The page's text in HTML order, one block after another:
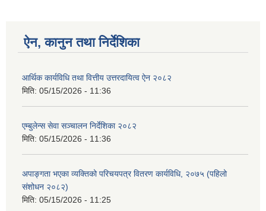
ऐन, कानुन तथा निर्देशिका
आर्थिक कार्यविधि तथा वित्तीय उत्तरदायित्व ऐन २०८२
मिति: 05/15/2026 - 11:36
एम्बुलेन्स सेवा सञ्चालन निर्देशिका २०८२
मिति: 05/15/2026 - 11:36
अपाङ्गता भएका व्यक्तिको परिचयपत्र वितरण कार्यविधि, २०७५ (पहिलो
संशोधन २०८२)
मिति: 05/15/2026 - 11:25